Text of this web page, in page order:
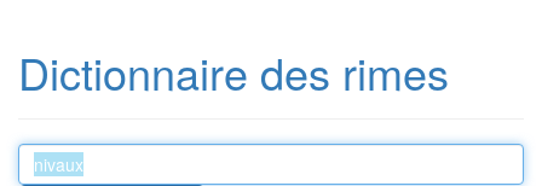
Dictionnaire des rimes